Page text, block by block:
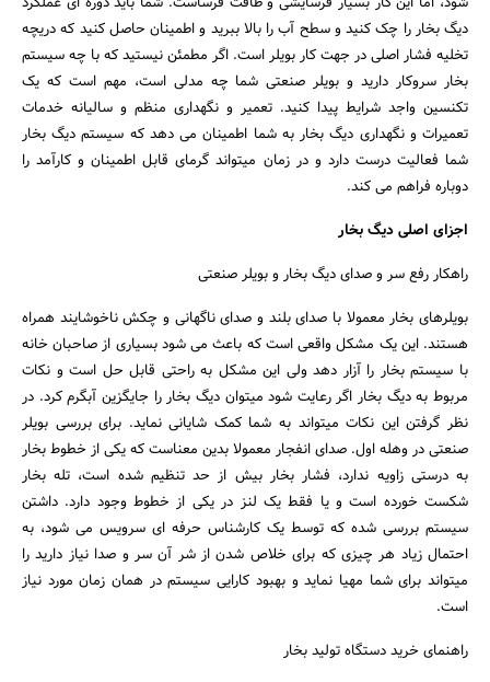
دیگ بخار را چک کنید و سطح آب را بالا ببرید و اطمینان حاصل کنید که دریچه
تخلیه فشار اصلی در جهت کار بویلر است. اگر مطمئن نیستید که با چه سیستم
بخار سروکار دارید و بویلر صنعتی شما چه مدلی است، مهم است که یک
تکنسین واجد شرایط پیدا کنید. تعمیر و نگهداری منظم و سالیانه خدمات
تعمیرات و نگهداری دیگ بخار به شما اطمینان می دهد که سیستم دیگ بخار
شما فعالیت درست دارد و در زمان میتواند گرمای قابل اطمینان و کارآمد را
دوباره فراهم می کند.
اجزای اصلی دیگ بخار
راهکار رفع سر و صدای دیگ بخار و بویلر صنعتی
بویلرهای بخار معمولا با صدای بلند و صدای ناگهانی و چکش ناخوشایند همراه
هستند. این یک مشکل واقعی است که باعث می شود بسیاری از صاحبان خانه
با سیستم بخار را آزار دهد ولی این مشکل به راحتی قابل حل است و نکات
مربوط به دیگ بخار اگر رعایت شود میتوان دیگ بخار را جایگزین آبگرم کرد. در
نظر گرفتن این نکات میتواند به شما کمک شایانی نماید. برای بررسی بویلر
صنعتی در وهله اول. صدای انفجار معمولا بدین معناست که یکی از خطوط بخار
به درستی زاویه ندارد، فشار بخار بیش از حد تنظیم شده است، تله بخار
شکست خورده است و یا فقط یک لنز در یکی از خطوط وجود دارد. داشتن
سیستم بررسی شده که توسط یک کارشناس حرفه ای سرویس می شود، به
احتمال زیاد هر چیزی که برای خلاص شدن از شر آن سر و صدا نیاز دارید را
میتواند برای شما مهیا نماید و بهبود کارایی سیستم در همان زمان مورد نیاز
است.
راهنمای خرید دستگاه تولید بخار